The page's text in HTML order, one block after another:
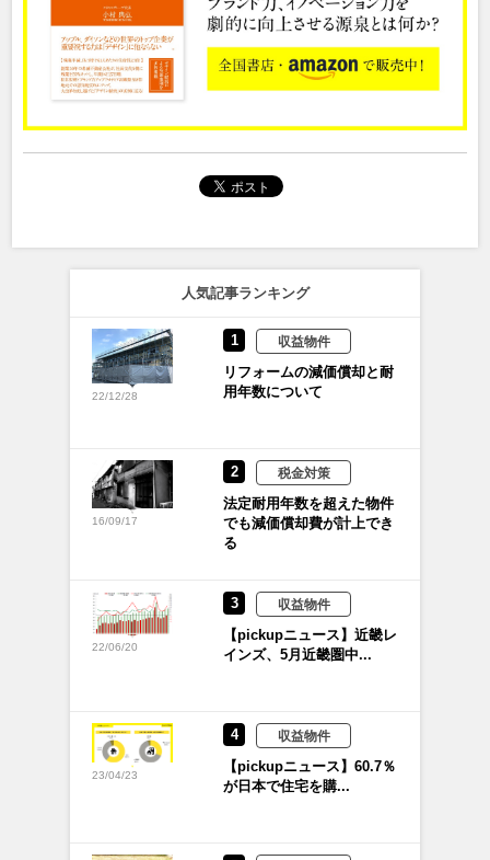
人気記事ランキング
22/12/28
1 収益物件
リフォームの減価償却と耐
用年数について
16/09/17
2 税金対策
法定耐用年数を超えた物件
でも減価償却費が計上でき
る
22/06/20
3 収益物件
【pickupニュース】近畿レ
インズ、5月近畿圏中...
23/04/23
4 収益物件
【pickupニュース】60.7％
が日本で住宅を購...